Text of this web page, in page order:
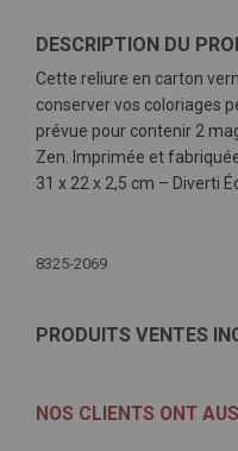
DESCRIPTION DU
Cette reliure en carton
conserver vos coloriages
prévue pour contenir 2
Zen. Imprimée et
31 x 22 x 2,5 cm – Diverti
d'infos
8325-2069
PRODUITS VENTES
NOS CLIENTS ONT